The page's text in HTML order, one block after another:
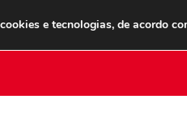
Área do Assinante
e tecnologias, de acordo